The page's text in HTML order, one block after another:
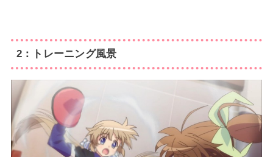
2：トレーニング風景